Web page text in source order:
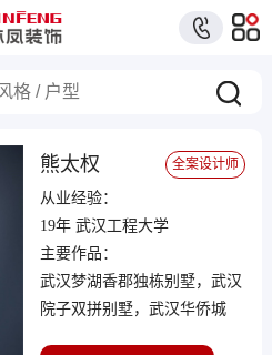
熊太权 全案设计师
从业经验：
19年 武汉工程大学
主要作品：
武汉梦湖香郡独栋别墅，武汉
院子双拼别墅，武汉华侨城